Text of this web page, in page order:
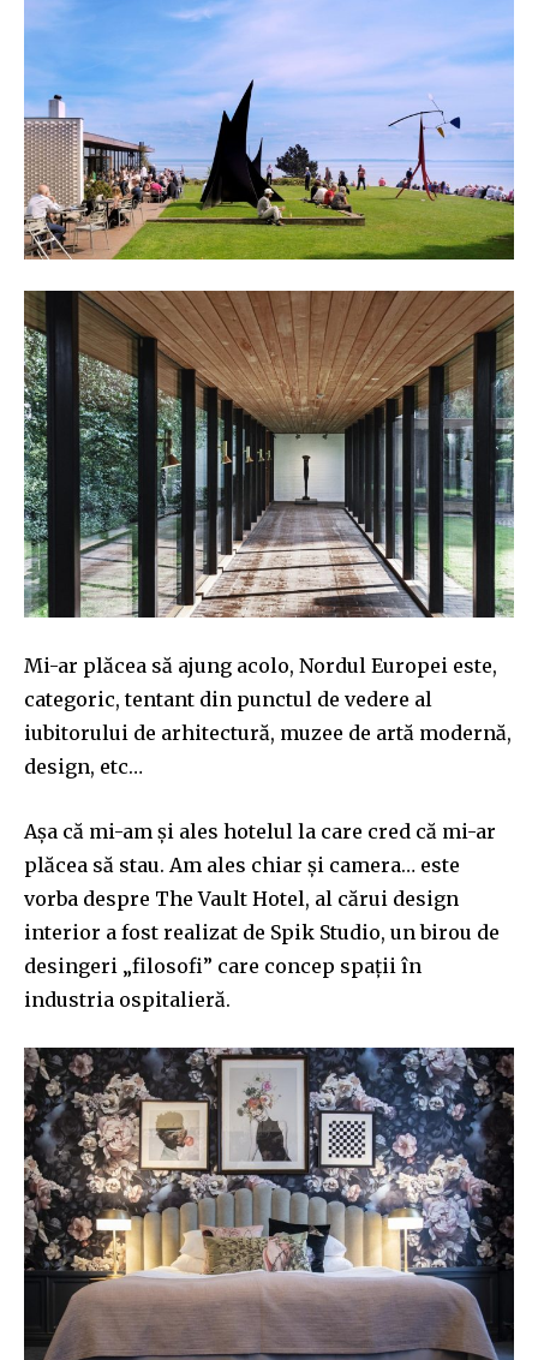
Mi-ar plăcea să ajung acolo, Nordul Europei este,
categoric, tentant din punctul de vedere al
iubitorului de arhitectură, muzee de artă modernă,
design, etc…
Așa că mi-am și ales hotelul la care cred că mi-ar
plăcea să stau. Am ales chiar și camera… este
vorba despre The Vault Hotel, al cărui design
interior a fost realizat de Spik Studio, un birou de
desingeri „filosofi” care concep spații în
industria ospitalieră.